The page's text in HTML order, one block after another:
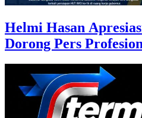
Helmi Hasan
Dorong Pers